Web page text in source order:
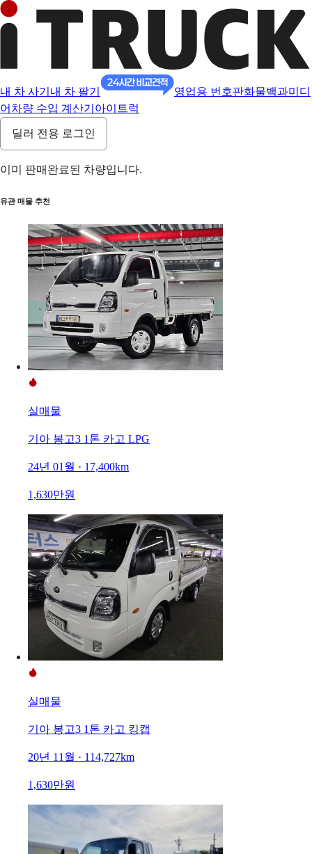
내 차 사기 내 차 팔기 영업용 번호판화물백과미디
어 차량 수입 계산기 아이트럭
딜러 전용 로그인
이미 판매완료된 차량입니다.
유관 매물 추천
실매물
기아 봉고3 1톤 카고 LPG
24년 01월 · 17,400km
1,630만원
실매물
기아 봉고3 1톤 카고 킹캡
20년 11월 · 114,727km
1,630만원